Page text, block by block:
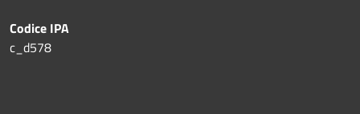
Codice IPA
c_d578